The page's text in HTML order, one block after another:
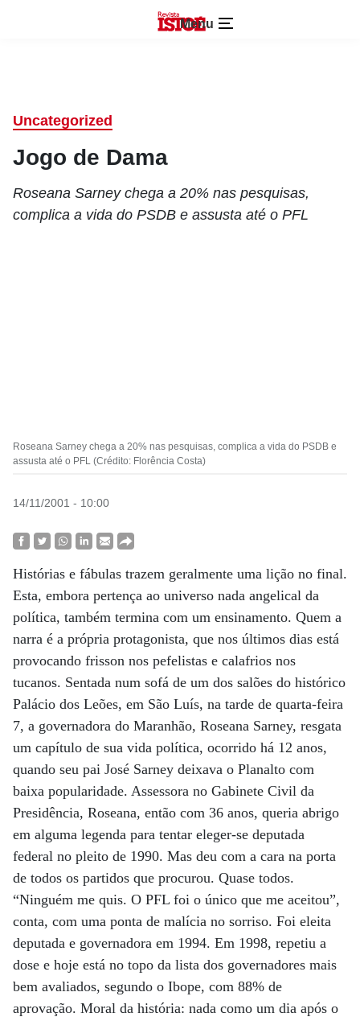
Menu
Uncategorized
Jogo de Dama
Roseana Sarney chega a 20% nas pesquisas,
complica a vida do PSDB e assusta até o PFL
Roseana Sarney chega a 20% nas pesquisas, complica a vida do PSDB e
assusta até o PFL (Crédito: Florência Costa)
14/11/2001 - 10:00
Histórias e fábulas trazem geralmente uma lição no final.
Esta, embora pertença ao universo nada angelical da
política, também termina com um ensinamento. Quem a
narra é a própria protagonista, que nos últimos dias está
provocando frisson nos pefelistas e calafrios nos
tucanos. Sentada num sofá de um dos salões do histórico
Palácio dos Leões, em São Luís, na tarde de quarta-feira
7, a governadora do Maranhão, Roseana Sarney, resgata
um capítulo de sua vida política, ocorrido há 12 anos,
quando seu pai José Sarney deixava o Planalto com
baixa popularidade. Assessora no Gabinete Civil da
Presidência, Roseana, então com 36 anos, queria abrigo
em alguma legenda para tentar eleger-se deputada
federal no pleito de 1990. Mas deu com a cara na porta
de todos os partidos que procurou. Quase todos.
“Ninguém me quis. O PFL foi o único que me aceitou”,
conta, com uma ponta de malícia no sorriso. Foi eleita
deputada e governadora em 1994. Em 1998, repetiu a
dose e hoje está no topo da lista dos governadores mais
bem avaliados, segundo o Ibope, com 88% de
aprovação. Moral da história: nada como um dia após o